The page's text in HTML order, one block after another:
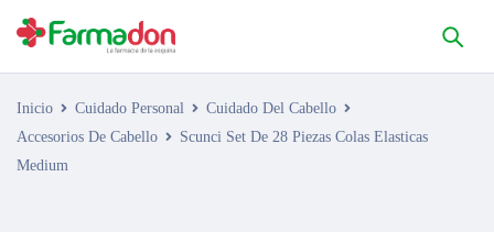
Inicio Cuidado Personal
Cuidado Del Cabello
Accesorios De Cabello
Scunci Set De 28 Piezas Colas Elasticas
Medium